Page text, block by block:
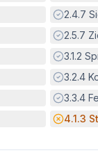
Erfüllt:
2.4.7
Erfüllt:
2.5.7
Erfüllt:
3.1.2
Erfüllt:
3.2.4
Erfüllt:
3.3.4
4.1.3